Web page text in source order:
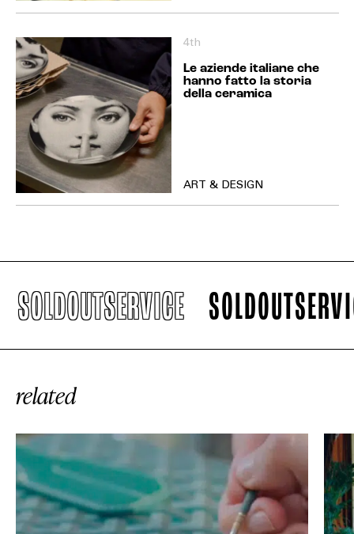
4th
Le aziende italiane che
hanno fatto la storia
della ceramica
ART & DESIGN
SOLDOUTSERVICE
related